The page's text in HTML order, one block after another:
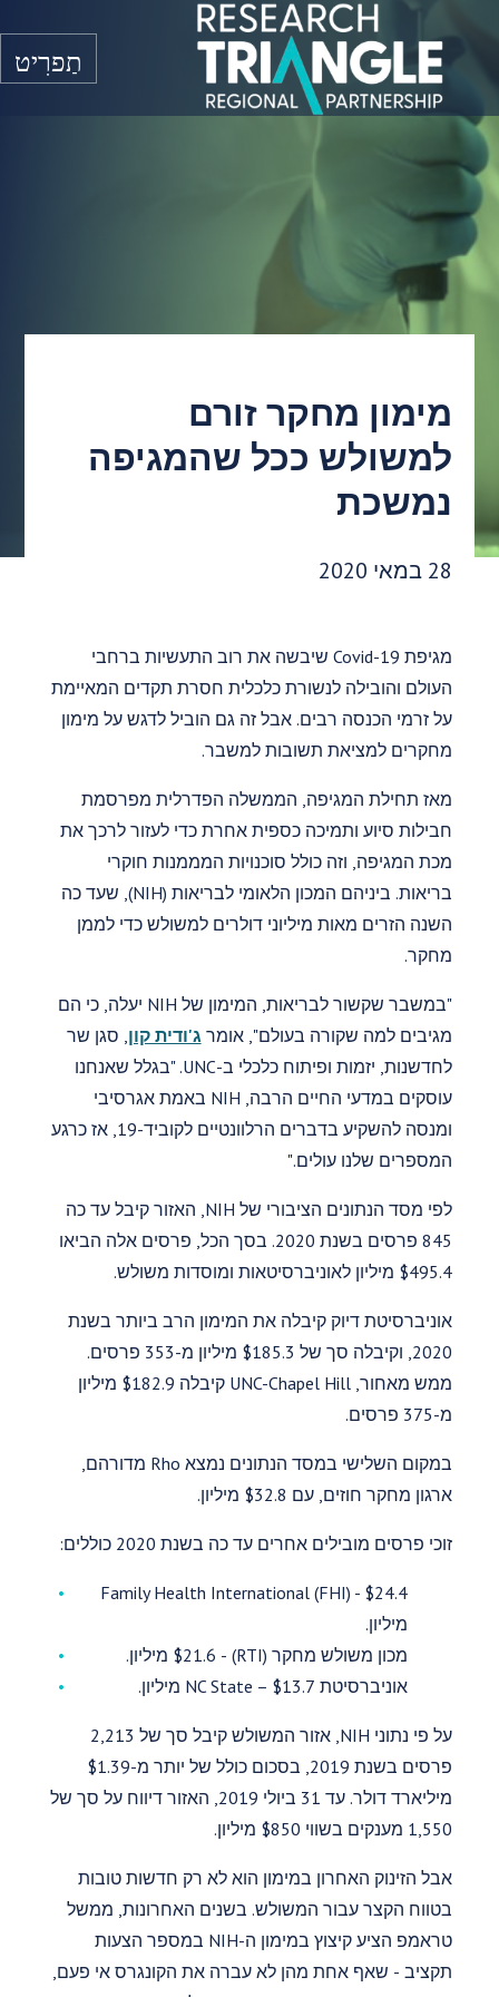
תַפרִיט
מימון מחקר זורם
למשולש ככל שהמגיפה
נמשכת
תאריך פרסום:
28 במאי 2020
מגיפת Covid-19 שיבשה את רוב התעשיות ברחבי
העולם והובילה לנשורת כלכלית חסרת תקדים המאיימת
על זרמי הכנסה רבים. אבל זה גם הוביל לדגש על מימון
מחקרים למציאת תשובות למשבר.
מאז תחילת המגיפה, הממשלה הפדרלית מפרסמת
חבילות סיוע ותמיכה כספית אחרת כדי לעזור לרכך את
מכת המגיפה, וזה כולל סוכנויות המממנות חוקרי
בריאות. ביניהם המכון הלאומי לבריאות (NIH), שעד כה
השנה הזרים מאות מיליוני דולרים למשולש כדי לממן
מחקר.
"במשבר שקשור לבריאות, המימון של NIH יעלה, כי הם
מגיבים למה שקורה בעולם", אומר ג'ודית קון , סגן שר
לחדשנות, יזמות ופיתוח כלכלי ב-UNC. "בגלל שאנחנו
עוסקים במדעי החיים הרבה, NIH באמת אגרסיבי
ומנסה להשקיע בדברים הרלוונטיים לקוביד-19, אז כרגע
המספרים שלנו עולים."
לפי מסד הנתונים הציבורי של NIH, האזור קיבל עד כה
845 פרסים בשנת 2020. בסך הכל, פרסים אלה הביאו
$495.4 מיליון לאוניברסיטאות ומוסדות משולש.
אוניברסיטת דיוק קיבלה את המימון הרב ביותר בשנת
2020, וקיבלה סך של $185.3 מיליון מ-353 פרסים.
ממש מאחור, UNC-Chapel Hill קיבלה $182.9 מיליון
מ-375 פרסים.
במקום השלישי במסד הנתונים נמצא Rho מדורהם,
ארגון מחקר חוזים, עם $32.8 מיליון.
זוכי פרסים מובילים אחרים עד כה בשנת 2020 כוללים:
Family Health International (FHI) - $24.4
מיליון.
מכון משולש מחקר (RTI) - $21.6 מיליון.
אוניברסיטת NC State – $13.7 מיליון.
על פי נתוני NIH, אזור המשולש קיבל סך של 2,213
פרסים בשנת 2019, בסכום כולל של יותר מ-$1.39
מיליארד דולר. עד 31 ביולי 2019, האזור דיווח על סך של
1,550 מענקים בשווי $850 מיליון.
אבל הזינוק האחרון במימון הוא לא רק חדשות טובות
בטווח הקצר עבור המשולש. בשנים האחרונות, ממשל
טראמפ הציע קיצוץ במימון ה-NIH במספר הצעות
תקציב - שאף אחת מהן לא עברה את הקונגרס אי פעם,